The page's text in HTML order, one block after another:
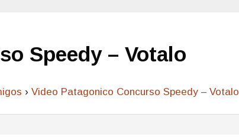
Speedy – Votalo
› Video Patagonico Concurso Speedy – Votalo